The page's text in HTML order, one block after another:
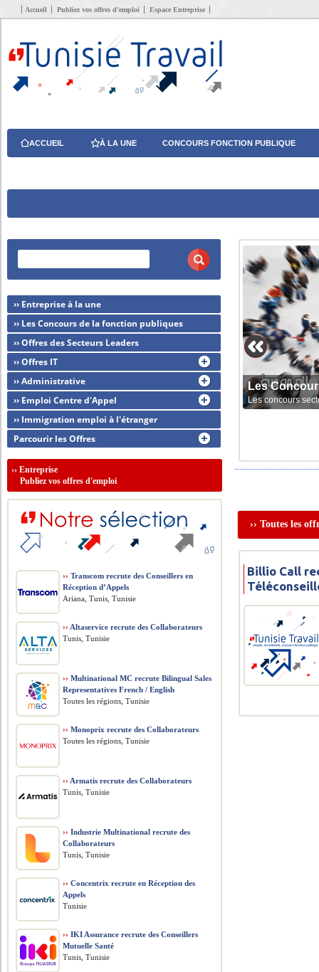
Accueil Publiez vos offres d’emploi Espace Entreprise
ACCUEIL À LA UNE CONCOURS FONCTION PUBLIQUE
Les
Les concours
›› Toutes les
Billio Call
›› Entreprise à la une
›› Les Concours de la fonction publiques
›› Offres des Secteurs Leaders
›› Offres IT
›› Administrative
›› Emploi Centre d'Appel
›› Immigration emploi à l'étranger
Parcourir les Offres
››Entreprise
Publiez vos offres d'emploi
›› Transcom recrute des Conseillers en
Réception d’Appels
Ariana, Tunis, Tunisie
›› Altaservice recrute des Collaborateurs
Tunis, Tunisie
›› Multinational MC recrute Bilingual Sales
Representatives French / English
Toutes les régions, Tunisie
›› Monoprix recrute des Collaborateurs
Toutes les régions, Tunisie
›› Armatis recrute des Collaborateurs
Tunis, Tunisie
›› Industrie Multinational recrute des
Collaborateurs
Tunis, Tunisie
›› Concentrix recrute en Réception des
Appels
Tunisie
›› IKI Assurance recrute des Conseillers
Mutuelle Santé
Tunis, Tunisie